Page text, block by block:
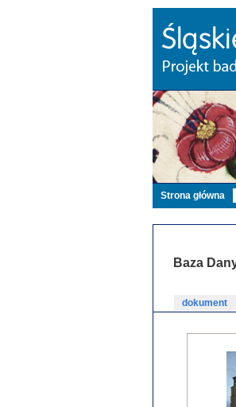
Strona główna
Baza
dokument